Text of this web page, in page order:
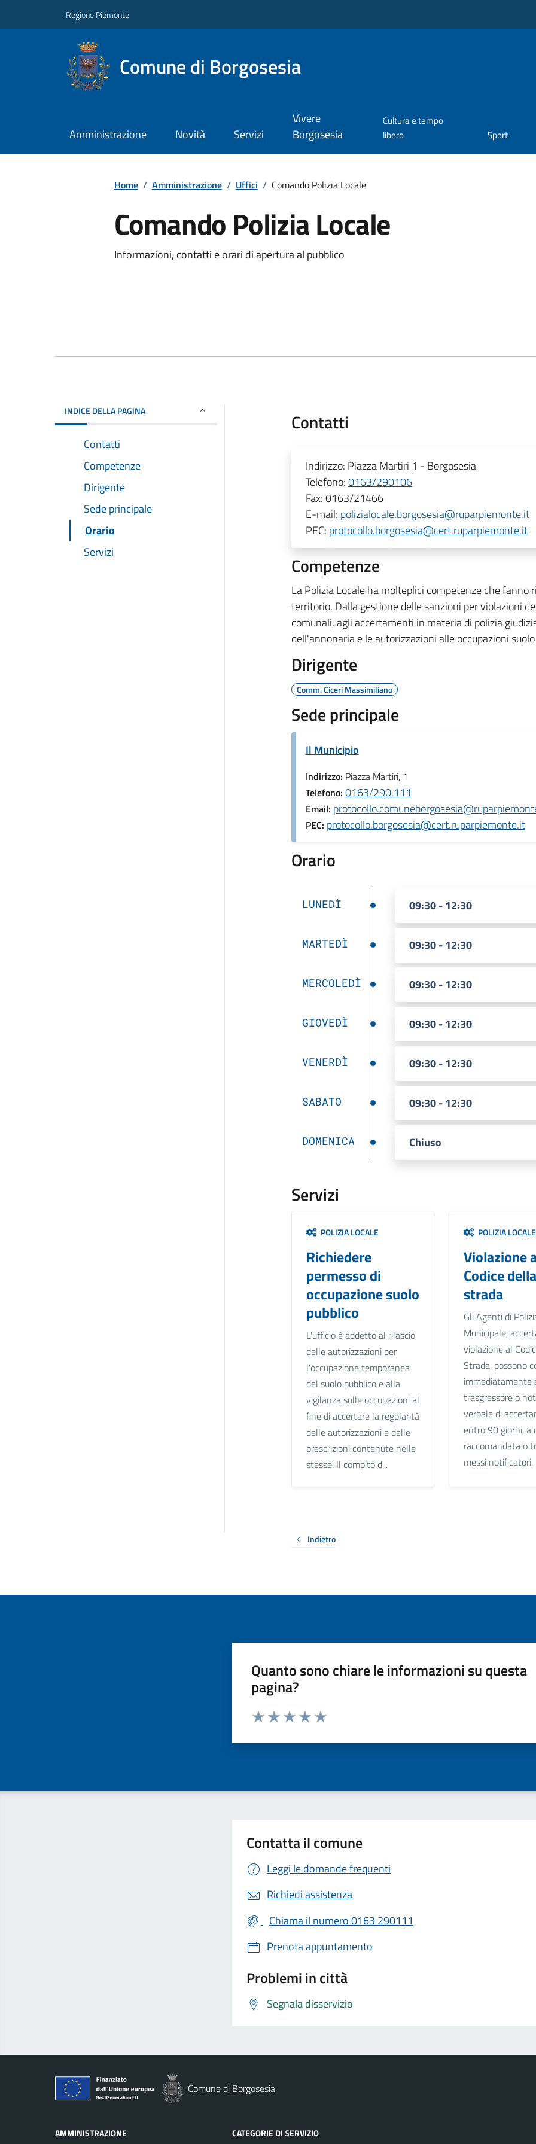
Regione Piemonte
Comune di Borgosesia
Amministrazione Novità Servizi
Vivere
Borgosesia
Cultura e tempo
libero
Sport
Home / Amministrazione / Uffici / Comando Polizia Locale
Comando Polizia Locale
Informazioni, contatti e orari di apertura al pubblico
INDICE DELLA PAGINA
Contatti
Competenze
Dirigente
Sede principale
Orario
Servizi
Contatti
Indirizzo: Piazza Martiri 1 - Borgosesia
Telefono:0163/290106
Fax:0163/21466
E-mail: polizialocale.borgosesia@ruparpiemonte.it
PEC: protocollo.borgosesia@cert.ruparpiemonte.it
Competenze
La Polizia Locale ha molteplici competenze che
territorio. Dalla gestione delle sanzioni per violazioni
comunali, agli accertamenti in materia di polizia
dell'annonaria e le autorizzazioni alle occupazioni
Dirigente
Comm. Ciceri Massimiliano
Sede principale
Il Municipio
Indirizzo: Piazza Martiri, 1
Telefono: 0163/290.111
Email:
PEC: protocollo.borgosesia@cert.ruparpiemonte.it
Orario
LUNEDÌ 09:30 - 12:30
MARTEDÌ 09:30 - 12:30
MERCOLEDÌ 09:30 - 12:30
GIOVEDÌ 09:30 - 12:30
VENERDÌ 09:30 - 12:30
SABATO 09:30 - 12:30
DOMENICA Chiuso
Servizi
POLIZIA LOCALE
Richiedere
permesso di
occupazione suolo
pubblico
L'ufficio è addetto al rilascio
delle autorizzazioni per
l'occupazione temporanea
del suolo pubblico e alla
vigilanza sulle occupazioni al
fine di accertare la regolarità
delle autorizzazioni e delle
prescrizioni contenute nelle
stesse. Il compito d...
POLIZIA LOCALE
Violazione
Codice della
strada
Gli Agenti di
Municipale,
violazione al
Strada, possono
immediatamente
trasgressore o
verbale di
entro 90 giorni, a
raccomandata o
messi notificatori.
Indietro
Quanto sono chiare le informazioni su questa
pagina?
Valuta da 1 a 5 stelle la pagina
Contatta il comune
Leggi le domande frequenti
Richiedi assistenza
Chiama il numero 0163 290111
Prenota appuntamento
Problemi in città
Segnala disservizio
Comune di Borgosesia
AMMINISTRAZIONE CATEGORIE DI SERVIZIO